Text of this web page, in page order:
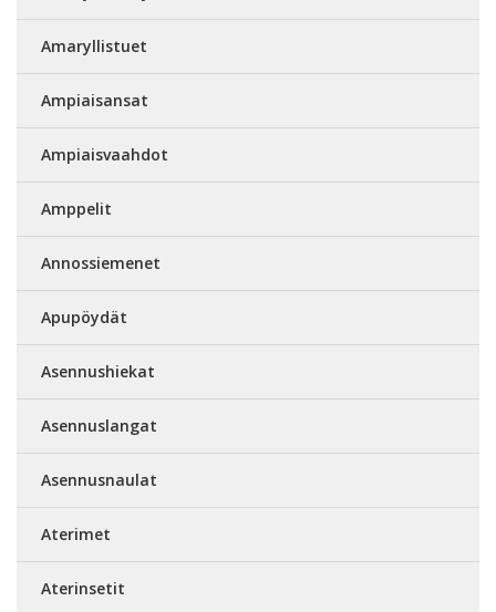
Amaryllistuet
Ampiaisansat
Ampiaisvaahdot
Amppelit
Annossiemenet
Apupöydät
Asennushiekat
Asennuslangat
Asennusnaulat
Aterimet
Aterinsetit